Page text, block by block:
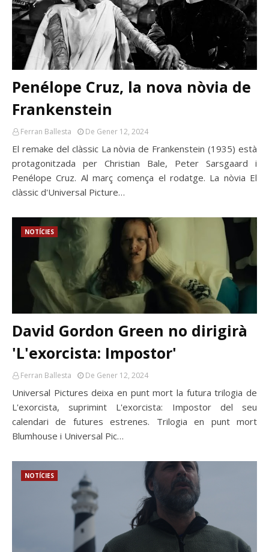
Penélope Cruz, la nova nòvia de
Frankenstein
Ferran Ballesta De Gener 12, 2024
El remake del clàssic La nòvia de Frankenstein (1935) està
protagonitzada per Christian Bale, Peter Sarsgaard i
Penélope Cruz. Al març comença el rodatge. La nòvia El
clàssic d'Universal Picture…
NOTÍCIES
David Gordon Green no dirigirà
'L'exorcista: Impostor'
Ferran Ballesta De Gener 12, 2024
Universal Pictures deixa en punt mort la futura trilogia de
L'exorcista, suprimint L'exorcista: Impostor del seu
calendari de futures estrenes. Trilogia en punt mort
Blumhouse i Universal Pic…
NOTÍCIES